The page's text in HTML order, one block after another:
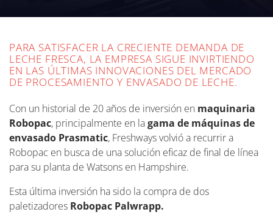
PARA SATISFACER LA CRECIENTE DEMANDA DE
LECHE FRESCA, LA EMPRESA SIGUE INVIRTIENDO
EN LAS ÚLTIMAS INNOVACIONES DEL MERCADO
DE PROCESAMIENTO Y ENVASADO DE LECHE.
Con un historial de 20 años de inversión en maquinaria
Robopac, principalmente en lagama de máquinas de
envasado Prasmatic, Freshways volvió a recurrir a
Robopac en busca de una solución eficaz de final de línea
para su planta de Watsons en Hampshire.
Esta última inversión ha sido la compra de dos
paletizadores Robopac Palwrapp.